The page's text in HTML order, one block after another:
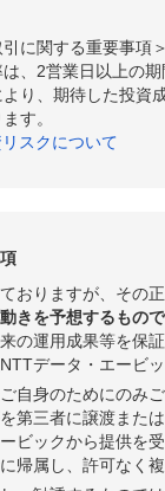
に関する重要事項
、2営業日以上の
り、期待した投
す。
スクについて
おりますが、その
きを予想するもの
の運用成果等を保
データ・エービ
自身のためにのみ
第三者に譲渡また
ビックから提供を
帰属し、許可なく